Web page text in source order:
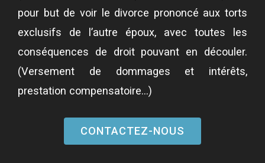
pour but de voir le divorce prononcé aux torts
exclusifs de l’autre époux, avec toutes les
conséquences de droit pouvant en découler.
(Versement de dommages et intérêts,
prestation compensatoire…)
CONTACTEZ-NOUS